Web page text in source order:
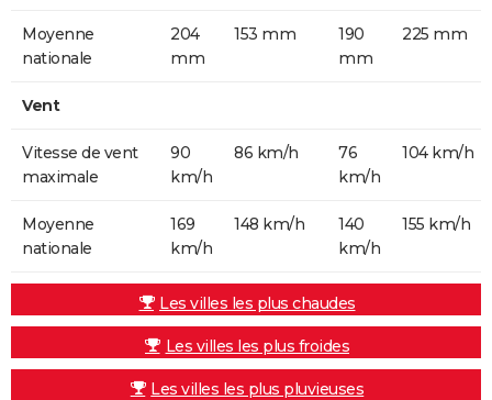
Moyenne
nationale
204
mm
153 mm
190
mm
225 mm
Vent
Vitesse de vent
maximale
90
km/h
86 km/h
76
km/h
104 km/h
Moyenne
nationale
169
km/h
148 km/h
140
km/h
155 km/h
Les villes les plus chaudes
Les villes les plus froides
Les villes les plus pluvieuses